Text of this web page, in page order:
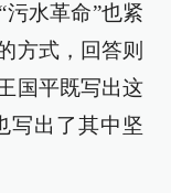
污水革命”也紧
方式，回答则
国平既写出这
写出了其中坚